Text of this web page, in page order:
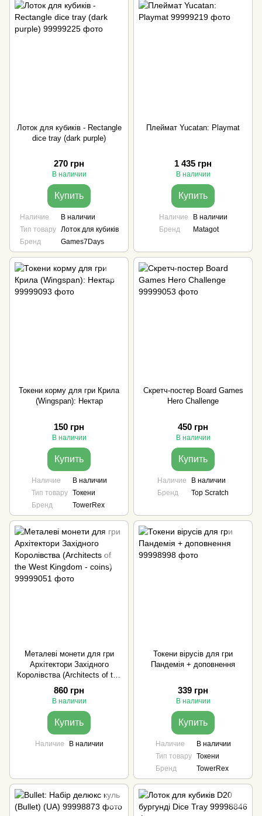
Лоток для кубиків - Rectangle
dice tray (dark purple)
270 грн
В наличии
Купить
Наличие
В наличии
Тип товару
Лоток для кубиків
Бренд
Games7Days
Плеймат Yucatan: Playmat
1 435 грн
В наличии
Купить
Наличие
В наличии
Бренд
Matagot
Токени корму для гри Крила
(Wingspan): Нектар
150 грн
В наличии
Купить
Наличие
В наличии
Тип товару
Токени
Бренд
TowerRex
Скретч-постер Board Games
Hero Challenge
450 грн
В наличии
Купить
Наличие
В наличии
Бренд
Top Scratch
Металеві монети для гри
Архітектори Західного
Королівства (Architects of the
West Kingdom - coins)
860 грн
В наличии
Купить
Наличие В наличии
Токени вірусів для гри
Пандемія + доповнення
339 грн
В наличии
Купить
Наличие
В наличии
Тип товару
Токени
Бренд
TowerRex